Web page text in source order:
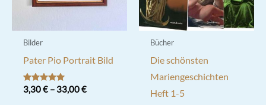
Bilder
Pater Pio Portrait Bild
Bewertet mit
5.00
3,30€– 33,00€
Bücher
Die schönsten
Mariengeschichten
Heft 1-5